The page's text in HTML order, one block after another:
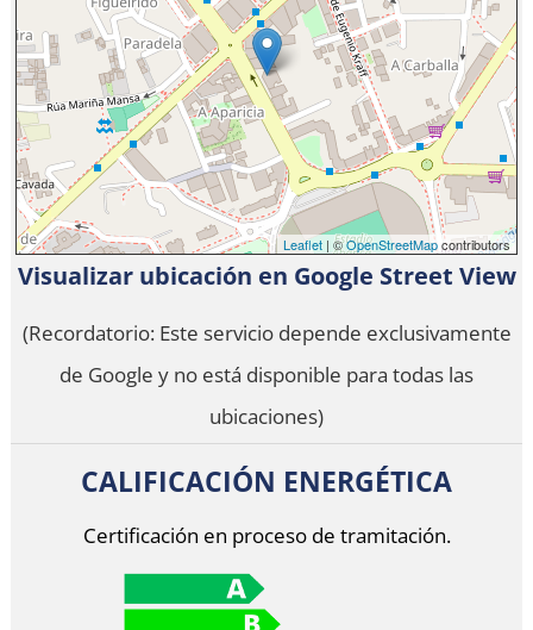
Leaflet| ©OpenStreetMapcontributors
Visualizar ubicación en Google Street View
(Recordatorio: Este servicio depende exclusivamente
de Google y no está disponible para todas las
ubicaciones)
CALIFICACIÓN ENERGÉTICA
Certificación en proceso de tramitación.